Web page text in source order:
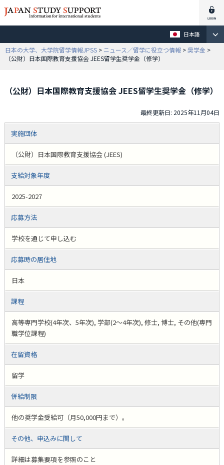
日本語
日本の大学、大学院留学情報JPSS > ニュース／留学に役立つ情報 >奨学金 >
（公財）日本国際教育支援協会 JEES留学生奨学金（修学）
（公財）日本国際教育支援協会 JEES留学生奨学金（修学）
最終更新日: 2025年11月04日
実施団体
（公財）日本国際教育支援協会 (JEES)
支給対象年度
2025-2027
応募方法
学校を通じて申し込む
応募時の居住地
日本
課程
高等専門学校(4年次、5年次), 学部(2～4年次), 修士, 博士, その他(専門
職学位課程)
在留資格
留学
併給制限
他の奨学金受給可（月50,000円まで）。
その他、申込みに関して
詳細は募集要項を参照のこと